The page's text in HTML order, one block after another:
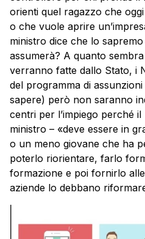
orienti quel ragazzo che
o che vuole aprire
ministro dice che lo
assumerà? A quanto
verranno fatte dallo Stato, i
del programma di
sapere) però non saranno
centri per l’impiego perché
ministro – «deve essere in
o un meno giovane che ha
poterlo riorientare, farlo
formazione e poi fornirlo
aziende lo debbano